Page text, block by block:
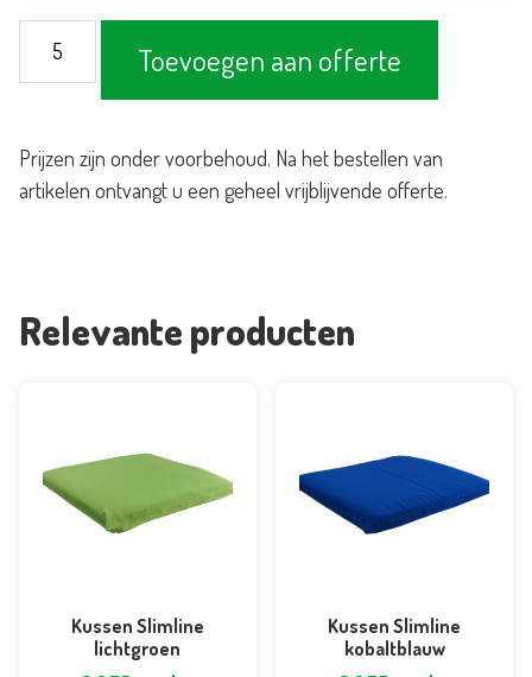
Slimline
Toevoegen aan offerte
Prijzen zijn onder voorbehoud. Na het bestellen van
artikelen ontvangt u een geheel vrijblijvende offerte.
Relevante producten
Kussen Slimline
lichtgroen
Kussen Slimline
kobaltblauw